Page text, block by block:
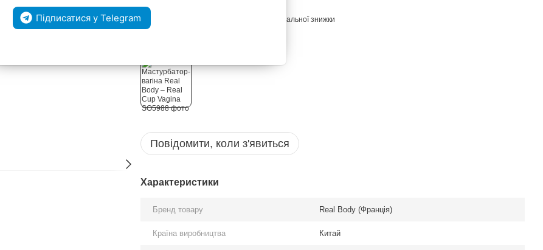
для відображення накопичувальної знижки
Повідомити, коли з'явиться
Характеристики
Бренд товару Real Body (Франція)
Країна виробництва Китай
Підписатися у Telegram